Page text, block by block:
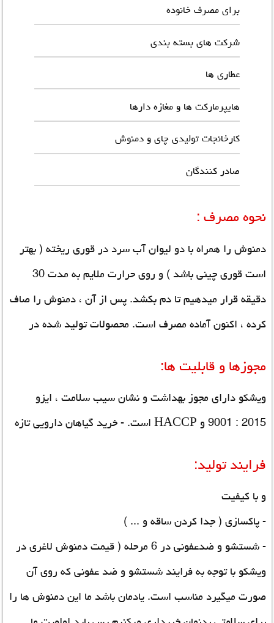
برای مصرف خانوده
شرکت های بسته بندی
عطاری ها
هایپرمارکت ها و مغازه دارها
کارخانجات تولیدی چای و دمنوش
صادر کنندگان
نحوه مصرف :
دمنوش را همراه با دو لیوان آب سرد در قوری ریخته ( بهتر
است قوری چینی باشد ) و روی حرارت ملایم به مدت 30
دقیقه قرار میدهیم تا دم بکشد. پس از آن ، دمنوش را صاف
کرده ، اکنون آماده مصرف است.
مجوزها و قابلیت ها:
محصولات تولید شده در
ویشکو دارای مجوز بهداشت و نشان سیب سلامت ، ایزو
2015 : 9001 و HACCP است.
فرایند تولید:
- خرید گیاهان دارویی تازه
و با کیفیت
- پاکسازی ( جدا کردن ساقه و ... )
- شستشو و ضدعفونی در 6 مرحله (
قیمت دمنوش لاغریدر
ویشکو با توجه به فرایند شستشو و ضد عفونی که روی آن
صورت میگیرد مناسب است. یادمان باشد ما این دمنوش ها را